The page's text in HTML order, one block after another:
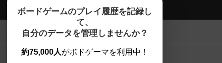
ボードゲームのプレイ履歴を記録し
て、
自分のデータを管理しませんか？
約75,000人がボドゲーマを利用中！
ボドゲーマTOP
ボードゲームを検索する
ボードゲームの新着レビュー